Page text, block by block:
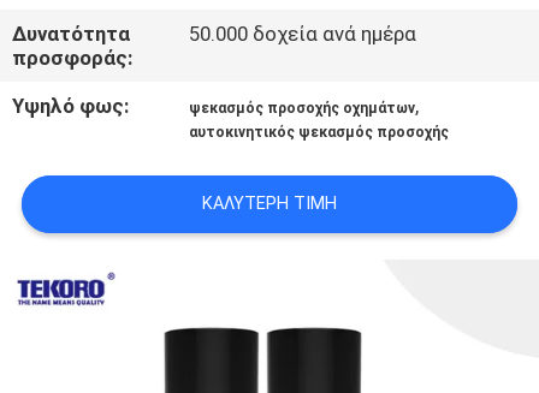
ΖΗΤΉΣΤΕ
ΠΡΟΣΦΟΡΆ
SITEMAP
ΠΟΛΙΤΙΚΉ
ΑΠΟΡΡΉΤΟΥ
Δυνατότητα
προσφοράς:
50.000 δοχεία ανά ημέρα
Υψηλό φως: ψεκασμός προσοχής οχημάτων,
αυτοκινητικός ψεκασμός προσοχής
ΚΑΛΎΤΕΡΗ ΤΙΜΉ